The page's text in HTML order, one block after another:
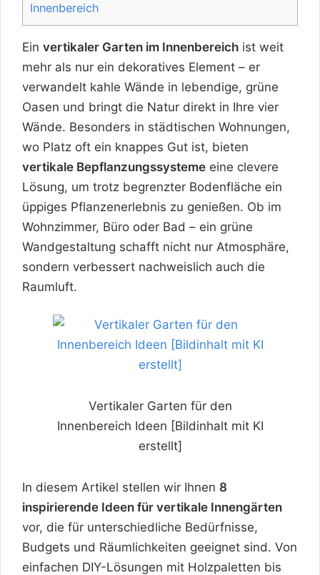
Innenbereich
Ein vertikaler Garten im Innenbereich ist weit
mehr als nur ein dekoratives Element – er
verwandelt kahle Wände in lebendige, grüne
Oasen und bringt die Natur direkt in Ihre vier
Wände. Besonders in städtischen Wohnungen,
wo Platz oft ein knappes Gut ist, bieten
vertikale Bepflanzungssysteme eine clevere
Lösung, um trotz begrenzter Bodenfläche ein
üppiges Pflanzenerlebnis zu genießen. Ob im
Wohnzimmer, Büro oder Bad – ein grüne
Wandgestaltung schafft nicht nur Atmosphäre,
sondern verbessert nachweislich auch die
Raumluft.
Vertikaler Garten für den
Innenbereich Ideen [Bildinhalt mit KI
erstellt]
In diesem Artikel stellen wir Ihnen 8
inspirierende Ideen für vertikale Innengärten
vor, die für unterschiedliche Bedürfnisse,
Budgets und Räumlichkeiten geeignet sind. Von
einfachen DIY-Lösungen mit Holzpaletten bis